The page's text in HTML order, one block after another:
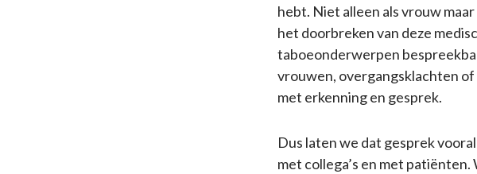
hebt. Niet alleen als vrouw
het doorbreken van deze
taboeonderwerpen
vrouwen, overgangsklachten
met erkenning en gesprek.
Dus laten we dat gesprek
met collega’s en met